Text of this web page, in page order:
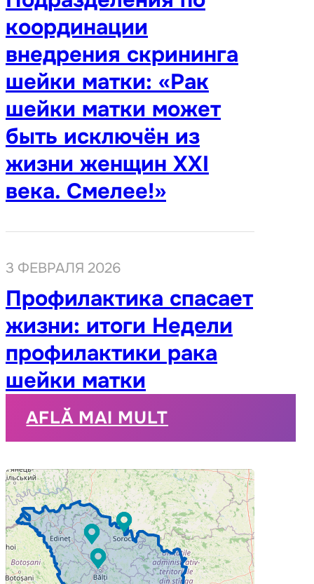
координации
внедрения скрининга
шейки матки: «Рак
шейки матки может
быть исключён из
жизни женщин XXI
века. Смелее!»
3 ФЕВРАЛЯ 2026
Профилактика спасает
жизни: итоги Недели
профилактики рака
шейки матки
AFLĂ MAI MULT